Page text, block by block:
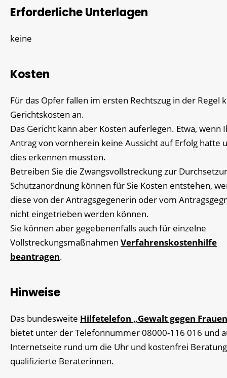
Erforderliche Unterlagen
keine
Kosten
Für das Opfer fallen im ersten Rechtszug in der Regel
Gerichtskosten an.
Das Gericht kann aber Kosten auferlegen. Etwa, wenn
Antrag von vornherein keine Aussicht auf Erfolg hatte
dies erkennen mussten.
Betreiben Sie die Zwangsvollstreckung zur
Schutzanordnung können für Sie Kosten entstehen,
diese von der Antragsgegenerin oder vom
nicht eingetrieben werden können.
Sie können aber gegebenenfalls auch für einzelne
Vollstreckungsmaßnahmen Verfahrenskostenhilfe
beantragen.
Hinweise
Das bundesweite Hilfetelefon „Gewalt gegen
bietet unter der Telefonnummer 08000-116 016 und
Internetseite rund um die Uhr und kostenfrei
qualifizierte Beraterinnen.